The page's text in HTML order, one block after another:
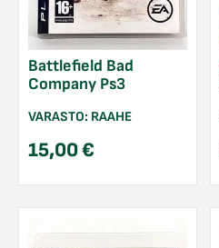
Battlefield Bad
Company Ps3
VARASTO: RAAHE
15,00€